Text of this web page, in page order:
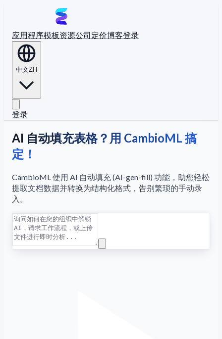
应用程序模板资源公司定价博客登录
中文ZH
登录
AI 自动填充表格？用 CambioML 搞
定！
CambioML 使用 AI 自动填充 (AI-gen-fill) 功能，助您轻松
提取文档数据并转换为结构化格式，告别繁琐的手动录
入。